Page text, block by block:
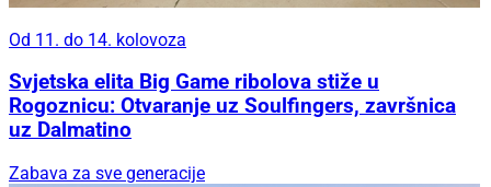
Od 11. do 14. kolovoza
Svjetska elita Big Game ribolova stiže u
Rogoznicu: Otvaranje uz Soulfingers, završnica
uz Dalmatino
Zabava za sve generacije